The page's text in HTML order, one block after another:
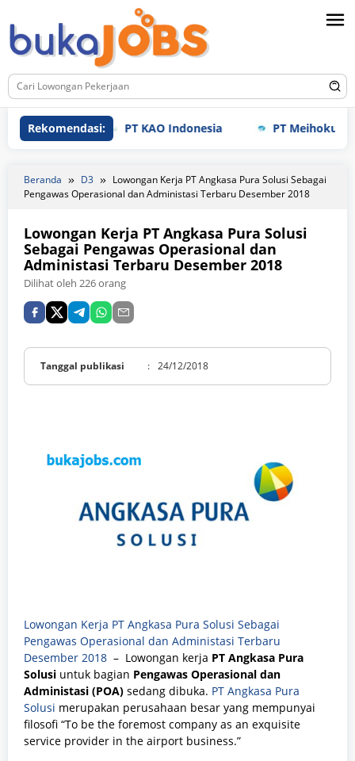
ke
konten
Rekomendasi:PT KAO Indonesia PT Meihoku
Beranda D3
Lowongan Kerja PT Angkasa Pura Solusi Sebagai
Pengawas Operasional dan Administasi Terbaru Desember 2018
Lowongan Kerja PT Angkasa Pura Solusi
Sebagai Pengawas Operasional dan
Administasi Terbaru Desember 2018
Dilihat oleh 226 orang
Tanggal publikasi : 24/12/2018
Lowongan Kerja PT Angkasa Pura Solusi Sebagai
Pengawas Operasional dan Administasi Terbaru
Desember 2018 – Lowongan kerja PT Angkasa Pura
Solusi untuk bagian Pengawas Operasional dan
Administasi (POA) sedang dibuka. PT Angkasa Pura
Solusi merupakan perusahaan besar yang mempunyai
filosofi “To be the foremost company as an exquisite
service provider in the airport business.”